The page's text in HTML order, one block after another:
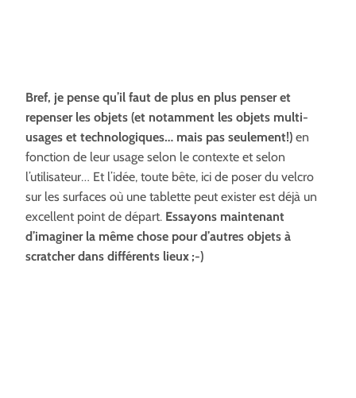
Bref, je pense qu’il faut de plus en plus penser et
repenser les objets (et notamment les objets multi-
usages et technologiques… mais pas seulement!) en
fonction de leur usage selon le contexte et selon
l’utilisateur… Et l’idée, toute bête, ici de poser du velcro
sur les surfaces où une tablette peut exister est déjà un
excellent point de départ. Essayons maintenant
d’imaginer la même chose pour d’autres objets à
scratcher dans différents lieux ;-)